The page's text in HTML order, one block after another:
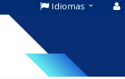
Idiomas